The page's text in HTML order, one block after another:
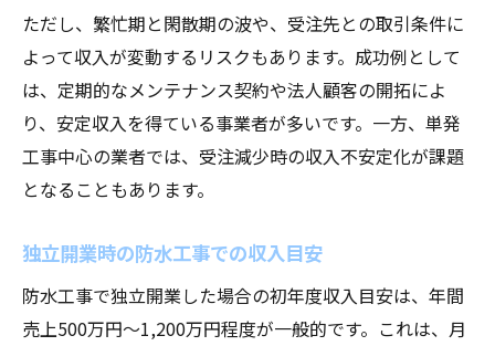
ただし、繁忙期と閑散期の波や、受注先との取引条件に
よって収入が変動するリスクもあります。成功例として
は、定期的なメンテナンス契約や法人顧客の開拓によ
り、安定収入を得ている事業者が多いです。一方、単発
工事中心の業者では、受注減少時の収入不安定化が課題
となることもあります。
独立開業時の防水工事での収入目安
防水工事で独立開業した場合の初年度収入目安は、年間
売上500万円～1,200万円程度が一般的です。これは、月